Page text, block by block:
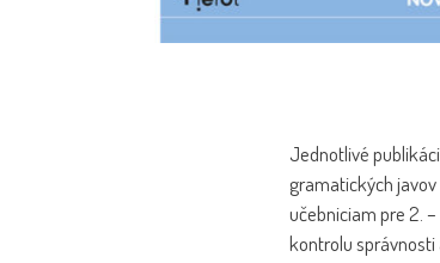
Jednotlivé
gramatických
učebniciam pre 2.
kontrolu správnosti